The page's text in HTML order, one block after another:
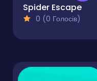
Spider Escape
0 (0 Голосів)